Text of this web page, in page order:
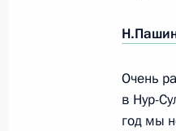
Приём
28 июля
Очень
в Нур-
год мы